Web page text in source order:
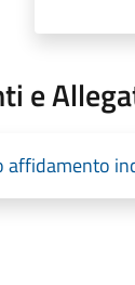
e
affidamento